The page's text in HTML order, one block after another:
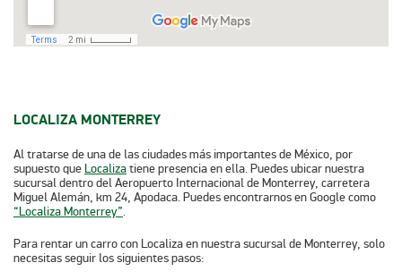
LOCALIZA MONTERREY
Al tratarse de una de las ciudades más importantes de México, por
supuesto que Localizatiene presencia en ella. Puedes ubicar nuestra
sucursal dentro del Aeropuerto Internacional de Monterrey, carretera
Miguel Alemán, km 24, Apodaca. Puedes encontrarnos en Google como
“Localiza Monterrey”.
Para rentar un carro con Localiza en nuestra sucursal de Monterrey, solo
necesitas seguir los siguientes pasos: